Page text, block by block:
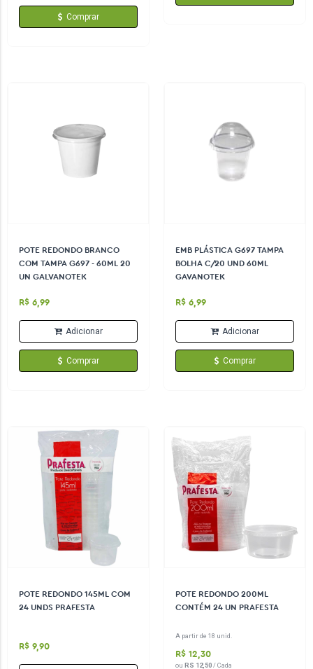
Comprar
POTE REDONDO BRANCO
COM TAMPA G697 - 60ML 20
UN GALVANOTEK
R$ 6,99
Adicionar
Comprar
EMB PLÁSTICA G697 TAMPA
BOLHA C/20 UND 60ML
GAVANOTEK
R$ 6,99
Adicionar
Comprar
POTE REDONDO 145ML COM
24 UNDS PRAFESTA
R$ 9,90
POTE REDONDO 200ML
CONTÉM 24 UN PRAFESTA
A partir de 18 unid.
R$ 12,30
ou RS 12,50/ Cada